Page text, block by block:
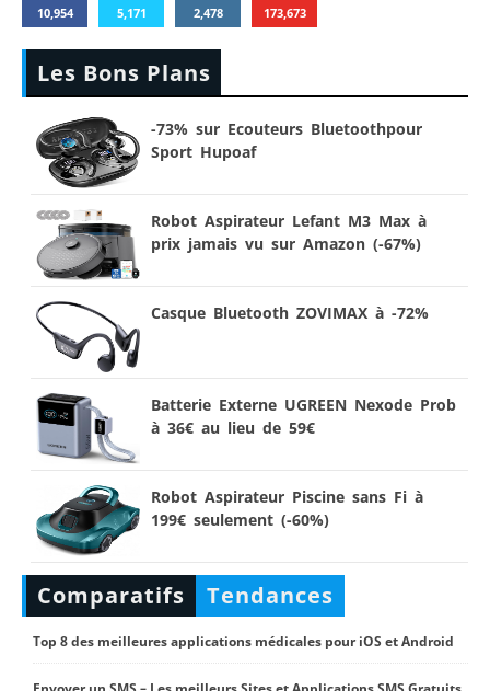
10,954 5,171 2,478 173,673
Les Bons Plans
-73% sur Ecouteurs Bluetoothpour
Sport Hupoaf
Robot Aspirateur Lefant M3 Max à
prix jamais vu sur Amazon (-67%)
Casque Bluetooth ZOVIMAX à -72%
Batterie Externe UGREEN Nexode Prob
à 36€ au lieu de 59€
Robot Aspirateur Piscine sans Fi à
199€ seulement (-60%)
Comparatifs Tendances
Top 8 des meilleures applications médicales pour iOS et Android